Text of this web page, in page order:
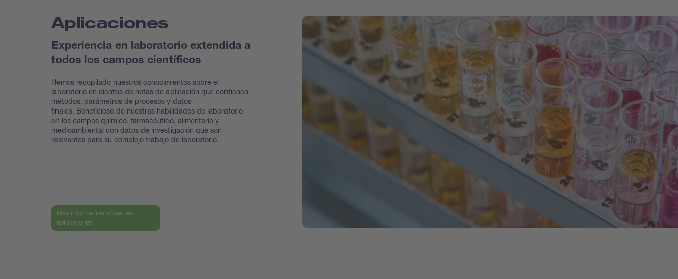
Aplicaciones
Experiencia en laboratorio extendida a
todos los campos científicos
Hemos recopilado nuestros conocimientos sobre el
laboratorio en cientos de notas de aplicación que contienen
métodos, parámetros de procesos y datos
finales. Benefíciese de nuestras habilidades de laboratorio
en los campos químico, farmacéutico, alimentario y
medioambiental con datos de investigación que son
relevantes para su complejo trabajo de laboratorio.
Más información sobre las
aplicaciones